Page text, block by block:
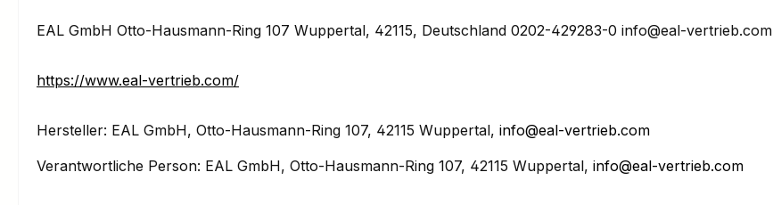
EAL GmbH Otto-Hausmann-Ring 107 Wuppertal, 42115, Deutschland 0202-429283-0 info@eal-vertrieb.com
https://www.eal-vertrieb.com/
Hersteller: EAL GmbH, Otto-Hausmann-Ring 107, 42115 Wuppertal, info@eal-vertrieb.com
Verantwortliche Person: EAL GmbH, Otto-Hausmann-Ring 107, 42115 Wuppertal, info@eal-vertrieb.com